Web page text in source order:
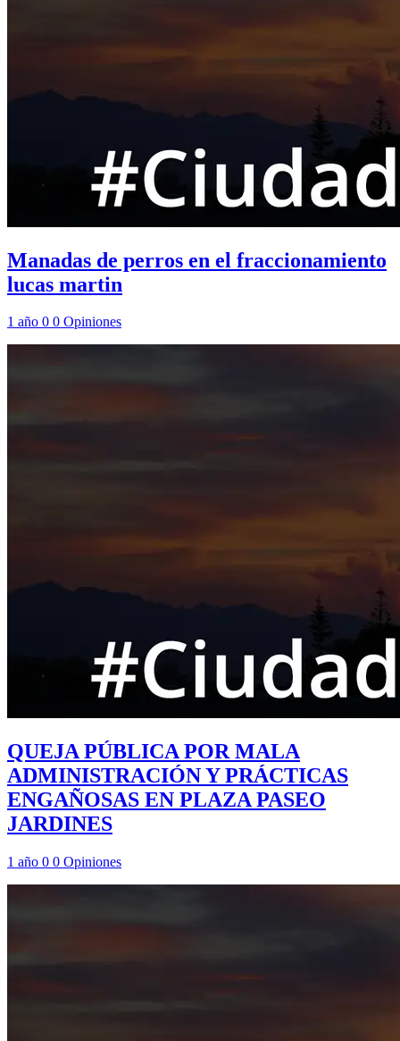
Manadas de perros en el fraccionamiento
lucas martin
1 año 0 0 Opiniones
QUEJA PÚBLICA POR MALA
ADMINISTRACIÓN Y PRÁCTICAS
ENGAÑOSAS EN PLAZA PASEO
JARDINES
1 año 0 0 Opiniones